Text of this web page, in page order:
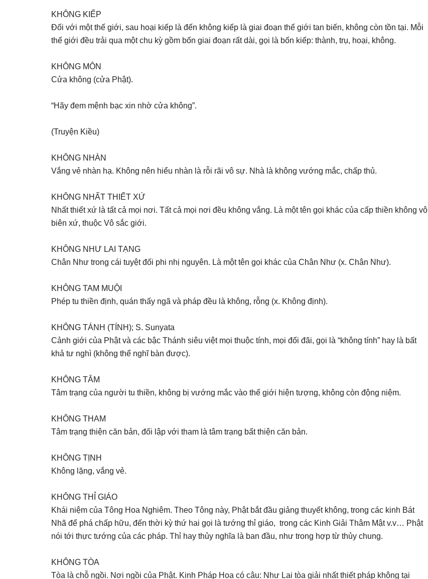
KHÔNG KIẾP
Đối với một thế giới, sau hoại kiếp là đến không kiếp là giai đoạn thế giới tan biến, không còn tồn tại. Mỗi
thế giới đều trải qua một chu kỳ gồm bốn giai đoạn rất dài, gọi là bốn kiếp: thành, trụ, hoại, không.
KHÔNG MÔN
Cửa không (cửa Phật).
“Hãy đem mệnh bạc xin nhờ cửa không”.
(Truyện Kiều)
KHÔNG NHÀN
Vắng vẻ nhàn hạ. Không nên hiểu nhàn là rỗi rãi vô sự. Nhà là không vướng mắc, chấp thủ.
KHÔNG NHẤT THIẾT XỨ
Nhất thiết xứ là tất cả mọi nơi. Tất cả mọi nơi đều không vắng. Là một tên gọi khác của cấp thiền không vô
biên xứ, thuộc Vô sắc giới.
KHÔNG NHƯ LAI TẠNG
Chân Như trong cái tuyệt đối phi nhị nguyên. Là một tên gọi khác của Chân Như (x. Chân Như).
KHÔNG TAM MUỘI
Phép tu thiền định, quán thấy ngã và pháp đều là không, rỗng (x. Không định).
KHÔNG TÁNH (TÍNH); S. Sunyata
Cảnh giới của Phật và các bậc Thánh siêu việt mọi thuộc tính, mọi đối đãi, gọi là “không tính” hay là bất
khả tư nghì (không thể nghĩ bàn được).
KHÔNG TÂM
Tâm trạng của người tu thiền, không bị vướng mắc vào thế giới hiện tượng, không còn động niệm.
KHÔNG THAM
Tâm trạng thiện căn bản, đối lập với tham là tâm trạng bất thiện căn bản.
KHÔNG TỊNH
Không lặng, vắng vẻ.
KHÔNG THỈ GIÁO
Khái niệm của Tông Hoa Nghiêm. Theo Tông này, Phật bắt đầu giảng thuyết không, trong các kinh Bát
Nhã để phá chấp hữu, đến thời kỳ thứ hai gọi là tướng thỉ giáo, trong các Kinh Giải Thâm Mật v.v… Phật
nói tới thực tướng của các pháp. Thỉ hay thủy nghĩa là ban đầu, như trong hợp từ thủy chung.
KHÔNG TÒA
Tòa là chỗ ngồi. Nơi ngồi của Phật. Kinh Pháp Hoa có câu: Như Lai tòa giải nhất thiết pháp không tại